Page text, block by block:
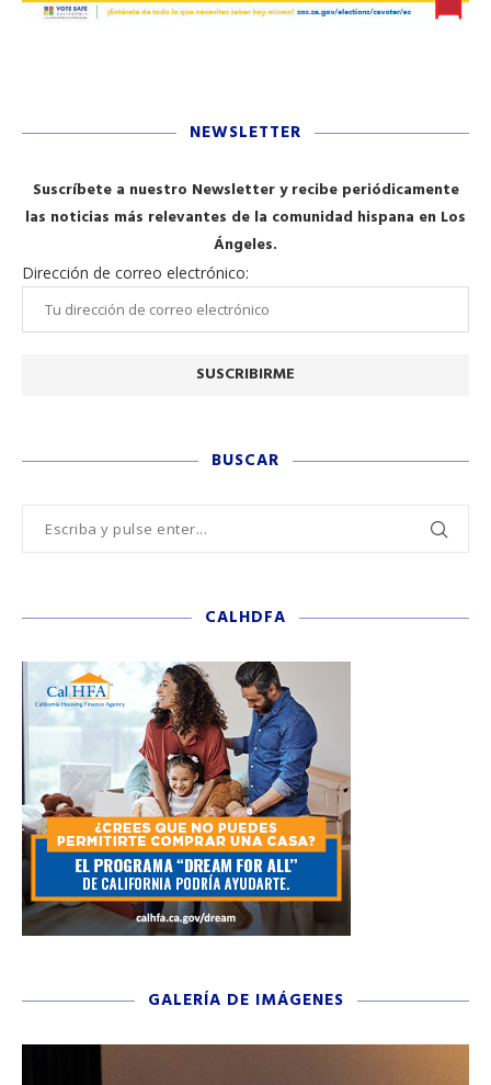
NEWSLETTER
Suscríbete a nuestro Newsletter y recibe periódicamente
las noticias más relevantes de la comunidad hispana en Los
Ángeles.
Dirección de correo electrónico:
BUSCAR
CALHDFA
GALERÍA DE IMÁGENES